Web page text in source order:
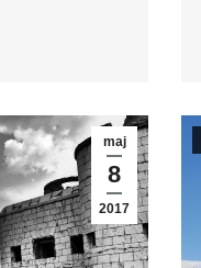
maj
8
2017